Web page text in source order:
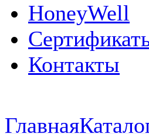
HoneyWell
Контакты
Главная